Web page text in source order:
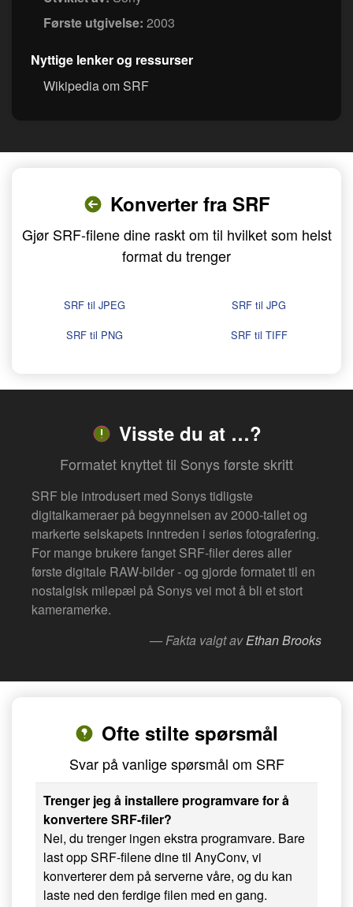
Første utgivelse: 2003
Nyttige lenker og ressurser
Wikipedia om SRF
Konverter fra SRF
Gjør SRF-filene dine raskt om til hvilket som helst
format du trenger
SRF til JPEG
SRF til JPG
SRF til PNG
SRF til TIFF
Visste du at …?
Formatet knyttet til Sonys første skritt
SRF ble introdusert med Sonys tidligste
digitalkameraer på begynnelsen av 2000-tallet og
markerte selskapets inntreden i seriøs fotografering.
For mange brukere fanget SRF-filer deres aller
første digitale RAW-bilder - og gjorde formatet til en
nostalgisk milepæl på Sonys vei mot å bli et stort
kameramerke.
— Fakta valgt avEthan Brooks
Ofte stilte spørsmål
Svar på vanlige spørsmål om SRF
Trenger jeg å installere programvare for å
konvertere SRF-filer?
Nei, du trenger ingen ekstra programvare. Bare
last opp SRF-filene dine til AnyConv, vi
konverterer dem på serverne våre, og du kan
laste ned den ferdige filen med en gang.